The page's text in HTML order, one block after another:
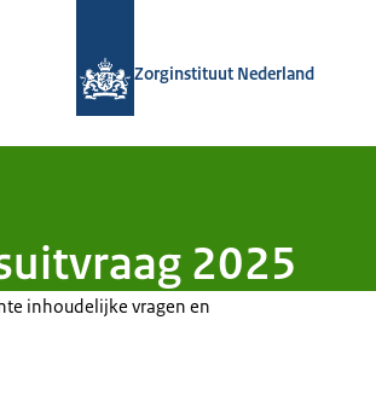
Zorginstituut Nederland
2025
inhoudelijke vragen en